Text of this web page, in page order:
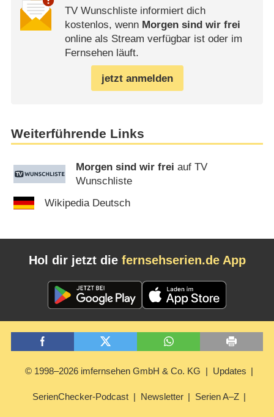
TV Wunschliste informiert dich
kostenlos, wenn Morgen sind wir frei
online als Stream verfügbar ist oder im
Fernsehen läuft.
jetzt anmelden
Weiterführende Links
Morgen sind wir frei auf TV
Wunschliste
Wikipedia Deutsch
Hol dir jetzt die fernsehserien.de App
© 1998–2026 imfernsehen GmbH & Co. KG Updates
SerienChecker-Podcast Newsletter Serien A–Z